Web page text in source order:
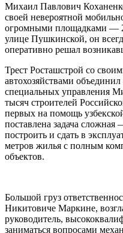
Михаил Павлович
своей невероятной
огромными площадками —
улице Пушкинской, он
оперативно решал
Трест Росташстрой со
автохозяйствами
специальных управления
тысяч строителей
первых на помощь
поставлена задача
построить и сдать в
метров жилья с полным
объектов.
Большой груз
Никитовиче Маркине,
руководитель,
заниматься вопросами